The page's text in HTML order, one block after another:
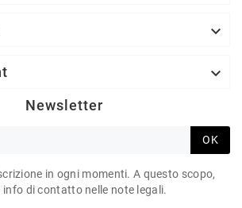


Newsletter
OK
in ogni momenti. A questo scopo,
info di contatto nelle note legali.